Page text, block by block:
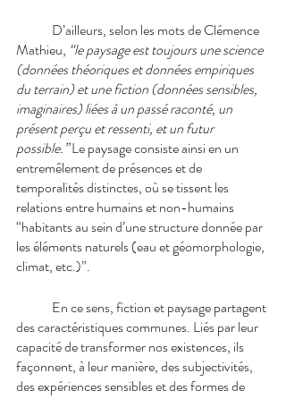
D’ailleurs, selon les mots de Clémence
Mathieu, “le paysage est toujours une science
(données théoriques et données empiriques
du terrain) et une fiction (données sensibles,
imaginaires) liées à un passé raconté, un
présent perçu et ressenti, et un futur
possible.” Le paysage consiste ainsi en un
entremêlement de présences et de
temporalités distinctes, où se tissent les
relations entre humains et non-humains
“habitants au sein d’une structure donnée par
les éléments naturels (eau et géomorphologie,
climat, etc.)”.
En ce sens, fiction et paysage partagent
des caractéristiques communes. Liés par leur
capacité de transformer nos existences, ils
façonnent, à leur manière, des subjectivités,
des expériences sensibles et des formes de